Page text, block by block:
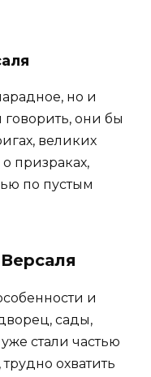
но и
они бы
великих
призраках,
по пустым
и
сады,
стали частью
охватить